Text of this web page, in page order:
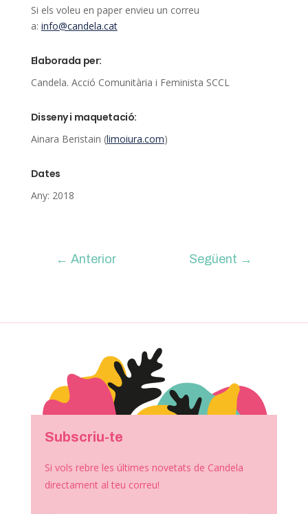
Si els voleu en paper envieu un correu
a: info@candela.cat
Elaborada per:
Candela. Acció Comunitària i Feminista SCCL
Disseny i maquetació:
Ainara Beristain (limoiura.com)
Dates
Any: 2018
← Anterior Següent →
Subscriu-te
Si vols rebre les últimes novetats de Candela
directament al teu correu!